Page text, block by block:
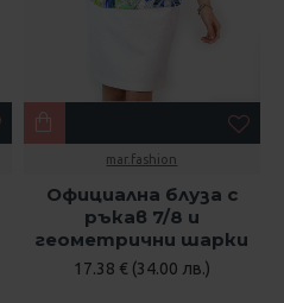
mar.fashion
Официална блуза с
ръкав 7/8 и
геометрични шарки
17.38 € (34.00 лв.)